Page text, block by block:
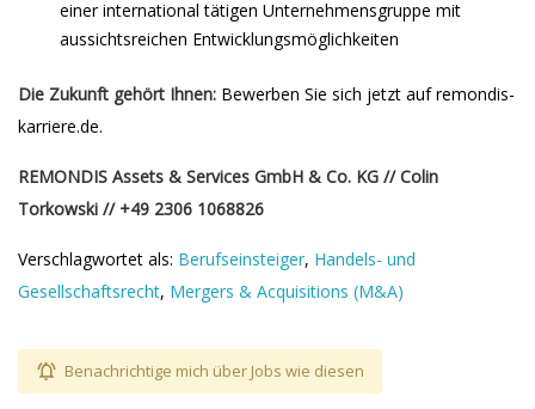
einer international tätigen Unternehmensgruppe mit
aussichtsreichen Entwicklungsmöglichkeiten
Die Zukunft gehört Ihnen: Bewerben Sie sich jetzt auf remondis-
karriere.de.
REMONDIS Assets & Services GmbH & Co. KG // Colin
Torkowski // +49 2306 1068826
Verschlagwortet als: Berufseinsteiger, Handels- und
Gesellschaftsrecht, Mergers & Acquisitions (M&A)
Benachrichtige mich über Jobs wie diesen